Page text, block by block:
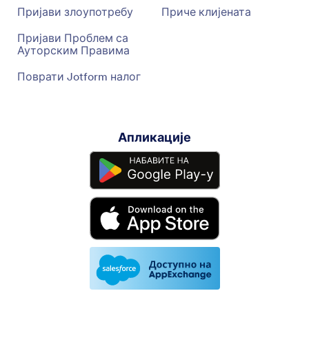
Пријави злоупотребу
Пријави Проблем са
Ауторским Правима
Поврати Jotform налог
Приче клијената
Апликације